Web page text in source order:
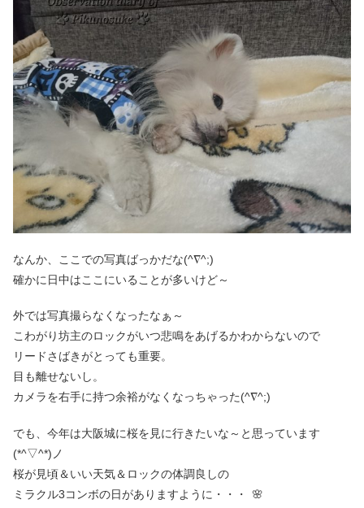
なんか、ここでの写真ばっかだな(^∇^;)
確かに日中はここにいることが多いけど～
外では写真撮らなくなったなぁ～
こわがり坊主のロックがいつ悲鳴をあげるかわからないので
リードさばきがとっても重要。
目も離せないし。
カメラを右手に持つ余裕がなくなっちゃった(^∇^;)
でも、今年は大阪城に桜を見に行きたいな～と思っています
(*^▽^*)ノ
桜が見頃＆いい天気＆ロックの体調良しの
ミラクル3コンボの日がありますように・・・
🌸